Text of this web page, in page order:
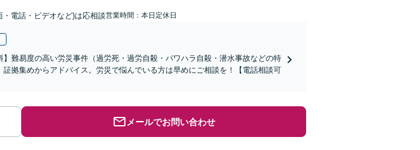
・電話・ビデオなど)は応相談営業時間：本日定休日
難易度の高い労災事件（過労死・過労自殺・パワハラ自殺・潜水事故などの特
拠集めからアドバイス。労災で悩んでいる方は早めにご相談を！【電話相談可
メールでお問い合わせ